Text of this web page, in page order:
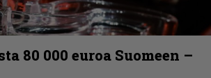
80 000 euroa Suomeen –